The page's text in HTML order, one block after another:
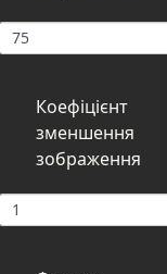
Коефіцієнт
зменшення
зображення